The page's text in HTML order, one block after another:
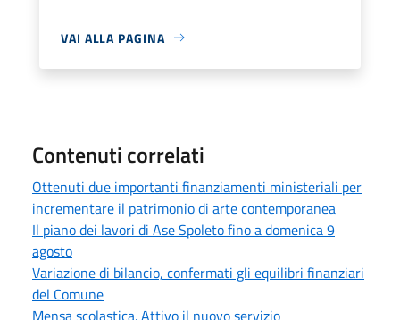
VAI ALLA PAGINA
Contenuti correlati
Ottenuti due importanti finanziamenti ministeriali per
incrementare il patrimonio di arte contemporanea
Il piano dei lavori di Ase Spoleto fino a domenica 9
agosto
Variazione di bilancio, confermati gli equilibri finanziari
del Comune
Mensa scolastica. Attivo il nuovo servizio